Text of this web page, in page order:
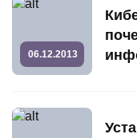
06.12.2013